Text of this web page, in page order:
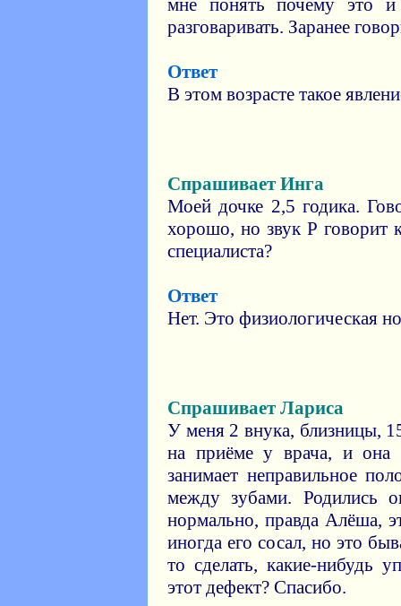
мне понять почему это
разговаривать. Заранее
Ответ
В этом возрасте такое
Спрашивает Инга
Моей дочке 2,5 годика.
хорошо, но звук Р
специалиста?
Ответ
Нет. Это физиологическая
Спрашивает Лариса
У меня 2 внука, близницы,
на приёме у врача, и она
занимает неправильное
между зубами. Родились
нормально, правда Алёша,
иногда его сосал, но это
то сделать, какие-нибудь
этот дефект? Спасибо.